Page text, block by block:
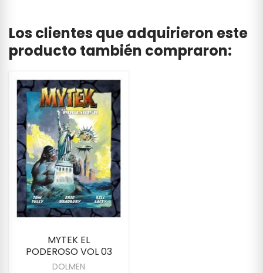
Los clientes que adquirieron este
producto también compraron:
MYTEK EL
PODEROSO VOL 03
DOLMEN